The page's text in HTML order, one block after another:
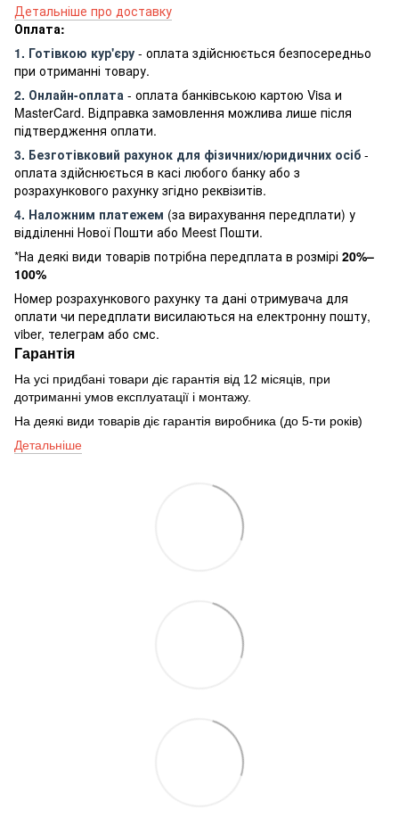
Детальніше про доставку
Оплата:
1. Готівкою кур'єру - оплата здійснюється безпосередньо
при отриманні товару.
2. Онлайн-оплата - оплата банківською картою Visa и
MasterCard. Відправка замовлення можлива лише після
підтвердження оплати.
3. Безготівковий рахунок для фізичних/юридичних осіб -
оплата здійснюється в касі любого банку або з
розрахункового рахунку згідно реквізитів.
4. Наложним платежем (за вирахування передплати) у
відділенні Нової Пошти або Meest Пошти.
*На деякі види товарів потрібна передплата в розмірі 20%–
100%
Номер розрахункового рахунку та дані отримувача для
оплати чи передплати висилаються на електронну пошту,
viber, телеграм або смс.
Гарантія
На усі придбані товари діє гарантія від 12 місяців, при
дотриманні умов експлуатації і монтажу.
На деякі види товарів діє гарантія виробника (до 5-ти років)
Детальніше